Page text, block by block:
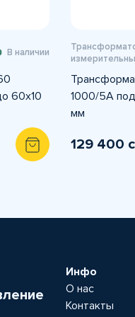
В наличии
60х10
1000/5А
мм
129 400
Инфо
О нас
Контакты